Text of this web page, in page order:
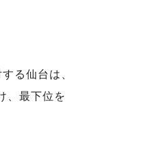
る仙台は、
、最下位を